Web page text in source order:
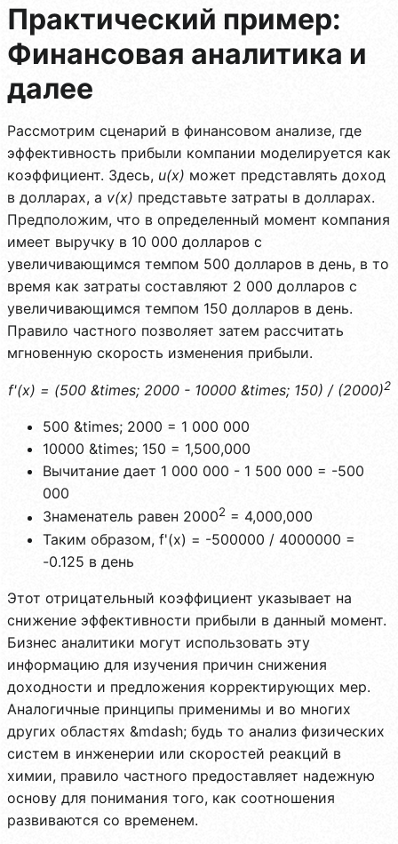
Практический пример:
Финансовая аналитика и
далее
Рассмотрим сценарий в финансовом анализе, где
эффективность прибыли компании моделируется как
коэффициент. Здесь, u(x) может представлять доход
в долларах, а v(x) представьте затраты в долларах.
Предположим, что в определенный момент компания
имеет выручку в 10 000 долларов с
увеличивающимся темпом 500 долларов в день, в то
время как затраты составляют 2 000 долларов с
увеличивающимся темпом 150 долларов в день.
Правило частного позволяет затем рассчитать
мгновенную скорость изменения прибыли.
f'(x) = (500 &times; 2000 - 10000 &times; 150) / (2000)2
500 &times; 2000 = 1 000 000
10000 &times; 150 = 1,500,000
Вычитание дает 1 000 000 - 1 500 000 = -500
000
Знаменатель равен 20002 = 4,000,000
Таким образом, f'(x) = -500000 / 4000000 =
-0.125 в день
Этот отрицательный коэффициент указывает на
снижение эффективности прибыли в данный момент.
Бизнес аналитики могут использовать эту
информацию для изучения причин снижения
доходности и предложения корректирующих мер.
Аналогичные принципы применимы и во многих
других областях &mdash; будь то анализ физических
систем в инженерии или скоростей реакций в
химии, правило частного предоставляет надежную
основу для понимания того, как соотношения
развиваются со временем.